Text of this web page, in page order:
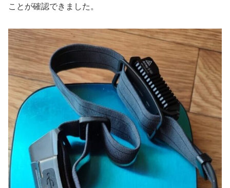
ことが確認できました。